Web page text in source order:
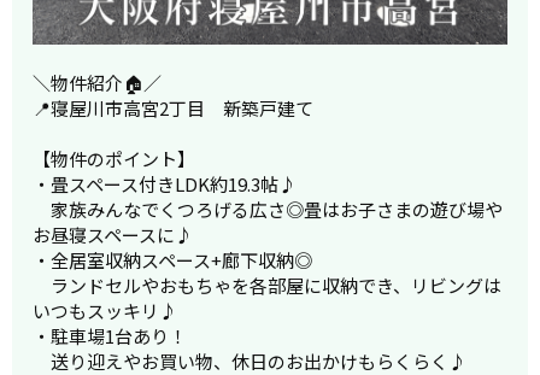
＼物件紹介🏠／
📍寝屋川市高宮2丁目 新築戸建て
【物件のポイント】
・畳スペース付きLDK約19.3帖♪
家族みんなでくつろげる広さ◎畳はお子さまの遊び場や
お昼寝スペースに♪
・全居室収納スペース+廊下収納◎
ランドセルやおもちゃを各部屋に収納でき、リビングは
いつもスッキリ♪
・駐車場1台あり！
送り迎えやお買い物、休日のお出かけもらくらく♪